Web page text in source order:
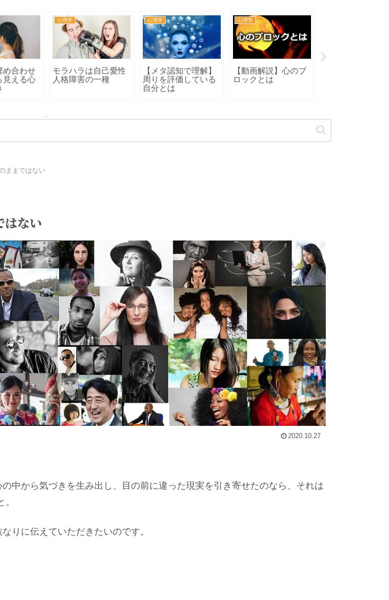
め合わせ
見える心
心理学
モラハラは自己愛性
人格障害の一種
心理学
【メタ認知で理解】
周りを評価している
自分とは
心理学
【動画解説】心のブ
ロックとは
ままではない
はない
2020.10.27
中から気づきを生み出し、目の前に違った現実を引き寄せたのなら、それは
りに伝えていただきたいのです。